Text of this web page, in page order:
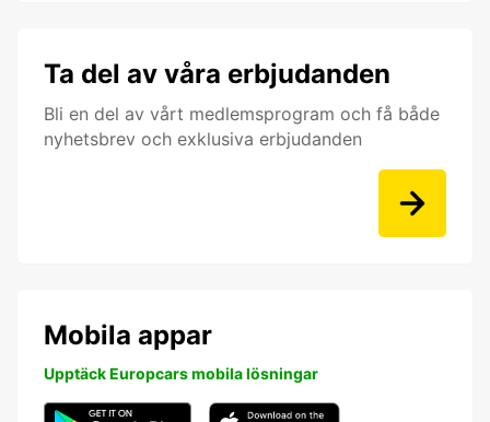
Ta del av våra erbjudanden
Bli en del av vårt medlemsprogram och få både
nyhetsbrev och exklusiva erbjudanden
Mobila appar
Upptäck Europcars mobila lösningar